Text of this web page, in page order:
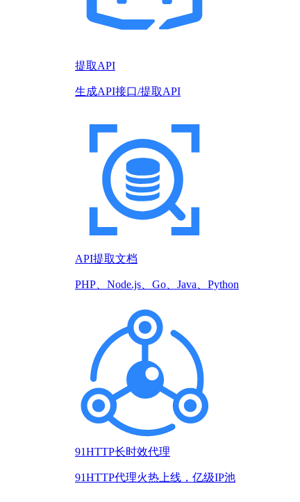
提取API
生成API接口/提取API
API提取文档
PHP、Node.js、Go、Java、Python
91HTTP长时效代理
91HTTP代理火热上线，亿级IP池